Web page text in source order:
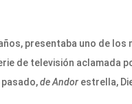
presentaba uno de los
de televisión aclamada
de Andor estrella,